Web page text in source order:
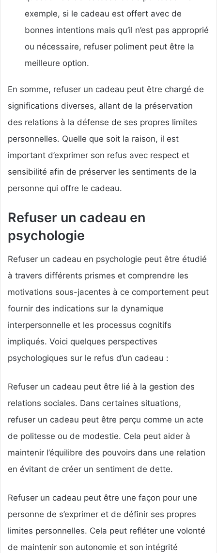
exemple, si le cadeau est offert avec de
bonnes intentions mais qu’il n’est pas approprié
ou nécessaire, refuser poliment peut être la
meilleure option.
En somme, refuser un cadeau peut être chargé de
significations diverses, allant de la préservation
des relations à la défense de ses propres limites
personnelles. Quelle que soit la raison, il est
important d’exprimer son refus avec respect et
sensibilité afin de préserver les sentiments de la
personne qui offre le cadeau.
Refuser un cadeau en
psychologie
Refuser un cadeau en psychologie peut être étudié
à travers différents prismes et comprendre les
motivations sous-jacentes à ce comportement peut
fournir des indications sur la dynamique
interpersonnelle et les processus cognitifs
impliqués. Voici quelques perspectives
psychologiques sur le refus d’un cadeau :
Refuser un cadeau peut être lié à la gestion des
relations sociales. Dans certaines situations,
refuser un cadeau peut être perçu comme un acte
de politesse ou de modestie. Cela peut aider à
maintenir l’équilibre des pouvoirs dans une relation
en évitant de créer un sentiment de dette.
Refuser un cadeau peut être une façon pour une
personne de s’exprimer et de définir ses propres
limites personnelles. Cela peut refléter une volonté
de maintenir son autonomie et son intégrité